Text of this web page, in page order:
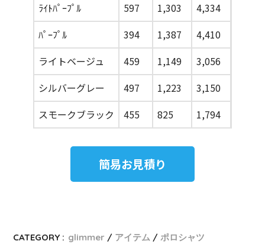
ﾗｲﾄﾊﾟｰﾌﾟﾙ
597 1,303 4,334
ﾊﾟｰﾌﾟﾙ
394 1,387 4,410
ライトベージュ
459 1,149 3,056
シルバーグレー
497 1,223 3,150
スモークブラック
455 825 1,794
簡易お見積り
CATEGORY : glimmer アイテム
ポロシャツ